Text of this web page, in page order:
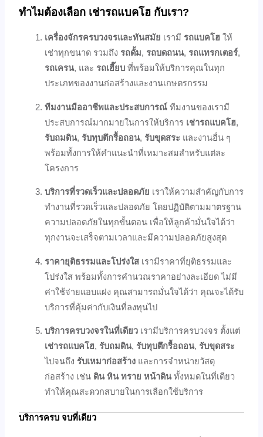
ทำไมต้องเลือก เช่ารถแบคโฮ กับเรา?
เครื่องจักรครบวงจรและทันสมัย เรามีรถแบคโฮ ให้
เช่าทุกขนาด รวมถึงรถดั้ม,รถบดถนน,รถแทรกเตอร์,
รถเครน, และรถเฮี๊ยบ ที่พร้อมให้บริการคุณในทุก
ประเภทของงานก่อสร้างและงานเกษตรกรรม
ทีมงานมืออาชีพและประสบการณ์ ทีมงานของเรามี
ประสบการณ์มากมายในการให้บริการ เช่ารถแบคโฮ,
รับถมดิน,รับทุบตึกรื้อถอน,รับขุดสระ และงานอื่น ๆ
พร้อมทั้งการให้คำแนะนำที่เหมาะสมสำหรับแต่ละ
โครงการ
บริการที่รวดเร็วและปลอดภัย เราให้ความสำคัญกับการ
ทำงานที่รวดเร็วและปลอดภัย โดยปฏิบัติตามมาตรฐาน
ความปลอดภัยในทุกขั้นตอน เพื่อให้ลูกค้ามั่นใจได้ว่า
ทุกงานจะเสร็จตามเวลาและมีความปลอดภัยสูงสุด
ราคายุติธรรมและโปร่งใส เรามีราคาที่ยุติธรรมและ
โปร่งใส พร้อมทั้งการคำนวณราคาอย่างละเอียด ไม่มี
ค่าใช้จ่ายแอบแฝง คุณสามารถมั่นใจได้ว่า คุณจะได้รับ
บริการที่คุ้มค่ากับเงินที่ลงทุนไป
บริการครบวงจรในที่เดียว เรามีบริการครบวงจร ตั้งแต่
เช่ารถแบคโฮ,รับถมดิน,รับทุบตึกรื้อถอน,รับขุดสระ
ไปจนถึงรับเหมาก่อสร้าง และการจำหน่ายวัสดุ
ก่อสร้าง เช่น ดิน หิน ทราย หน้าดินทั้งหมดในที่เดียว
ทำให้คุณสะดวกสบายในการเลือกใช้บริการ
บริการครบ จบที่เดียว